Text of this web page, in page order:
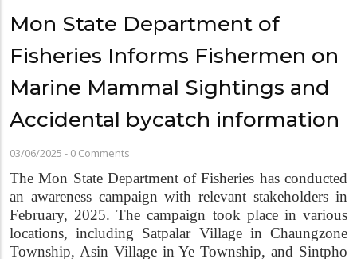
Mon State Department of
Fisheries Informs Fishermen on
Marine Mammal Sightings and
Accidental bycatch information
03/06/2025 - 0 Comments
The Mon State Department of Fisheries has conducted
an awareness campaign with relevant stakeholders in
February, 2025. The campaign took place in various
locations, including Satpalar Village in Chaungzone
Township, Asin Village in Ye Township, and Sintpho